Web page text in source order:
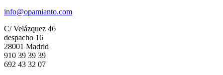
info@opamianto.com
C/ Velázquez 46
despacho 16
28001 Madrid
910 39 39 39
692 43 32 07